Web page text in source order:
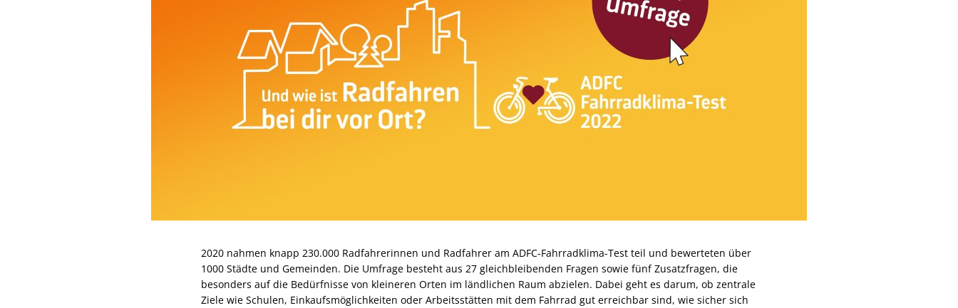
2020 nahmen knapp 230.000 Radfahrerinnen und Radfahrer am ADFC-Fahrradklima-Test teil und bewerteten über
1000 Städte und Gemeinden. Die Umfrage besteht aus 27 gleichbleibenden Fragen sowie fünf Zusatzfragen, die
besonders auf die Bedürfnisse von kleineren Orten im ländlichen Raum abzielen. Dabei geht es darum, ob zentrale
Ziele wie Schulen, Einkaufsmöglichkeiten oder Arbeitsstätten mit dem Fahrrad gut erreichbar sind, wie sicher sich